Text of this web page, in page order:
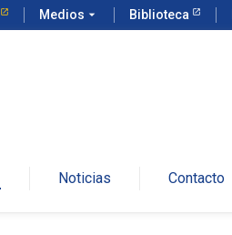
Medios arrow_drop_down Biblioteca
Noticias Contacto